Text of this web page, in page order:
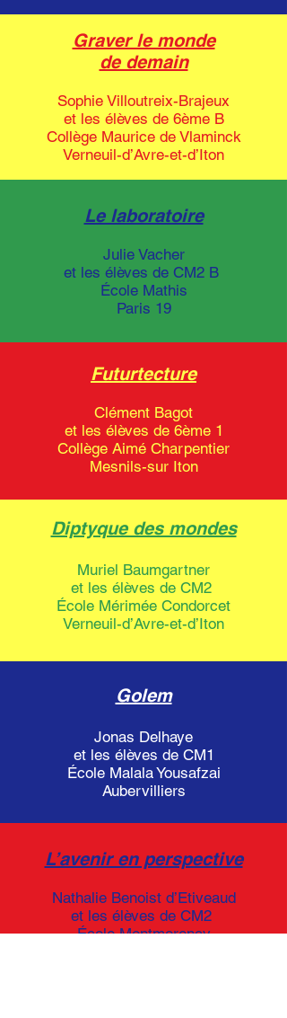
Graver le monde
de demain
Sophie Villoutreix-Brajeux
et les élèves de 6ème B
Collège Maurice de Vlaminck
Verneuil-d’Avre-et-d’Iton
Futurtecture
Clément Bagot
et les élèves de 6ème 1
Collège Aimé Charpentier
Mesnils-sur Iton
Le laboratoire
Julie Vacher
et les élèves de CM2 B
École Mathis
Paris 19
Diptyque des mondes
Muriel Baumgartner
et les élèves de CM2
École Mérimée Condorcet
Verneuil-d’Avre-et-d’Iton
Golem
Jonas Delhaye
et les élèves de CM1
École Malala Yousafzai
Aubervilliers
L’avenir en perspective
Nathalie Benoist d’Etiveaud
et les élèves de CM2
École Montmorency